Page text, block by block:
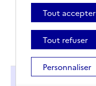
Présentation
Tout accepter
Tout refuser
Personnaliser